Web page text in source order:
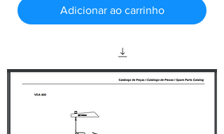
Adicionar ao carrinho